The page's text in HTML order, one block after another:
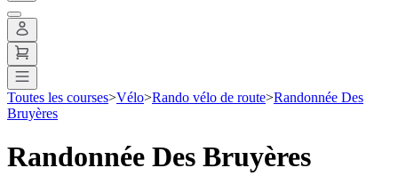
Toutes les courses>Vélo>Rando vélo de route>Randonnée Des
Bruyères
Randonnée Des Bruyères